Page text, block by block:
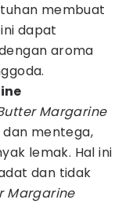
membuat
dapat
aroma
Margarine
mentega,
lemak. Hal ini
dan tidak
Margarine